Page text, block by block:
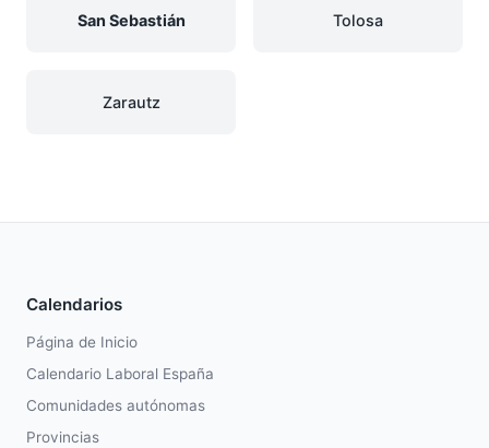
San Sebastián Tolosa
Zarautz
Calendarios
Página de Inicio
Calendario Laboral España
Comunidades autónomas
Provincias